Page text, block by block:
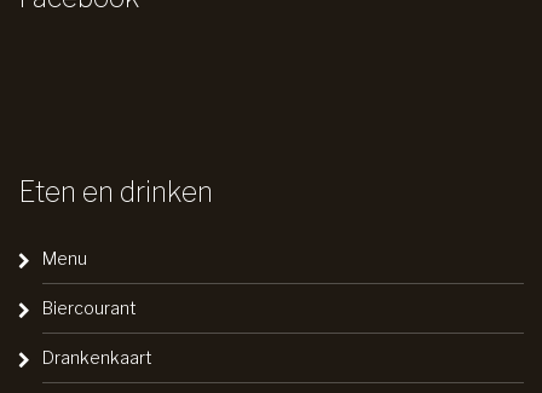
Eten en drinken
Menu
Biercourant
Drankenkaart